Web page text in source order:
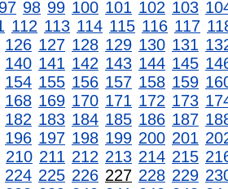
97 98 99 100 101 102 103
112 113 114 115 116 117
126 127 128 129 130 131
140 141 142 143 144 145
154 155 156 157 158 159
168 169 170 171 172 173
182 183 184 185 186 187
196 197 198 199 200 201
210 211 212 213 214 215
224 225 226 227 228 229